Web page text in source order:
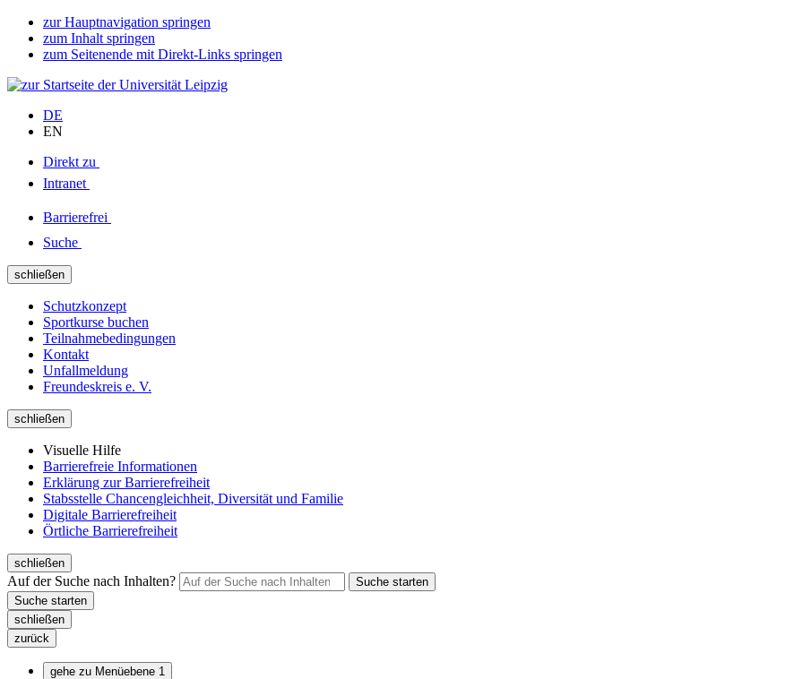
zur Hauptnavigation springen
zum Inhalt springen
zum Seitenende mit Direkt-Links springen
DE
EN
Direkt zu
Intranet
Barrierefrei
Suche
schließen
Schutzkonzept
Sportkurse buchen
Teilnahmebedingungen
Kontakt
Unfallmeldung
Freundeskreis e. V.
schließen
Visuelle Hilfe
Barrierefreie Informationen
Erklärung zur Barrierefreiheit
Stabsstelle Chancengleichheit, Diversität und Familie
Digitale Barrierefreiheit
Örtliche Barrierefreiheit
schließen
Auf der Suche nach Inhalten?
schließen
zurück
gehe zu Menüebene 1